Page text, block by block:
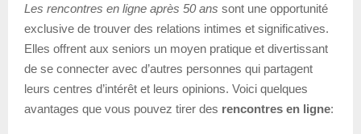
Les rencontres en ligne après 50 ans sont une opportunité
exclusive de trouver des relations intimes et significatives.
Elles offrent aux seniors un moyen pratique et divertissant
de se connecter avec d’autres personnes qui partagent
leurs centres d’intérêt et leurs opinions. Voici quelques
avantages que vous pouvez tirer des rencontres en ligne: